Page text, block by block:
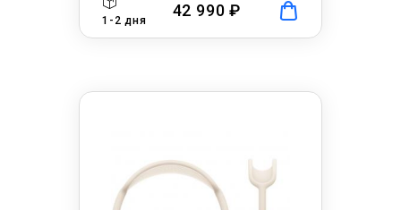
42 990 ₽
1-2 дня